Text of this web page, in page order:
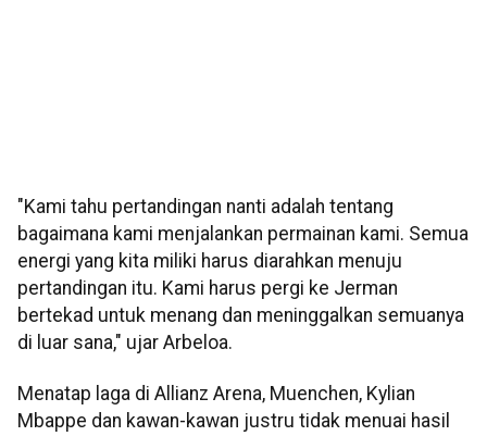
"Kami tahu pertandingan nanti adalah tentang
bagaimana kami menjalankan permainan kami. Semua
energi yang kita miliki harus diarahkan menuju
pertandingan itu. Kami harus pergi ke Jerman
bertekad untuk menang dan meninggalkan semuanya
di luar sana," ujar Arbeloa.
Menatap laga di Allianz Arena, Muenchen, Kylian
Mbappe dan kawan-kawan justru tidak menuai hasil